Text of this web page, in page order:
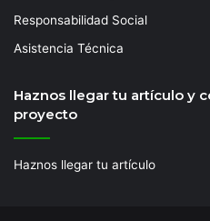
Responsabilidad Social
Asistencia Técnica
Haznos llegar tu artículo y
proyecto
Haznos llegar tu artículo